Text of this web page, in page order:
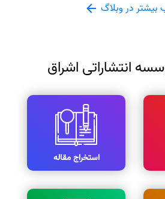
بیشتر در وبلاگ
انتشاراتی اشراق
استخراج مقاله